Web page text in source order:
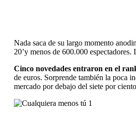
Nada saca de su largo momento
20’y menos de 600.000
Cinco novedades entraron en el
de euros. Sorprende también la poca
mercado por debajo del siete por